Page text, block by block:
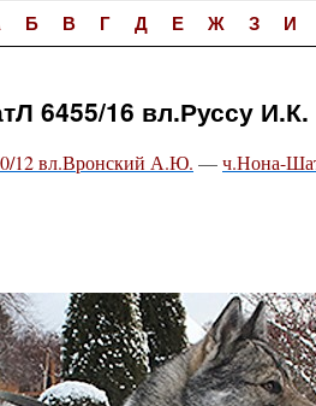
Б В Г Д Е Ж З И
6455/16 вл.Руссу И.К.
12 вл.Вронский А.Ю. —ч.Нона-